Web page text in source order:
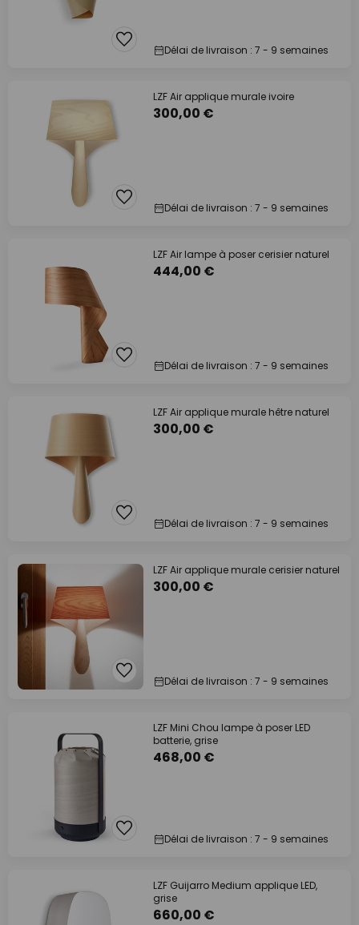
Délai de livraison : 7 - 9 semaines
LZF Air applique murale ivoire
300,00 €
Délai de livraison : 7 - 9 semaines
LZF Air lampe à poser cerisier naturel
444,00 €
Délai de livraison : 7 - 9 semaines
LZF Air applique murale hêtre naturel
300,00 €
Délai de livraison : 7 - 9 semaines
LZF Air applique murale cerisier naturel
300,00 €
Délai de livraison : 7 - 9 semaines
LZF Mini Chou lampe à poser LED
batterie, grise
468,00 €
Délai de livraison : 7 - 9 semaines
LZF Guijarro Medium applique LED,
grise
660,00 €